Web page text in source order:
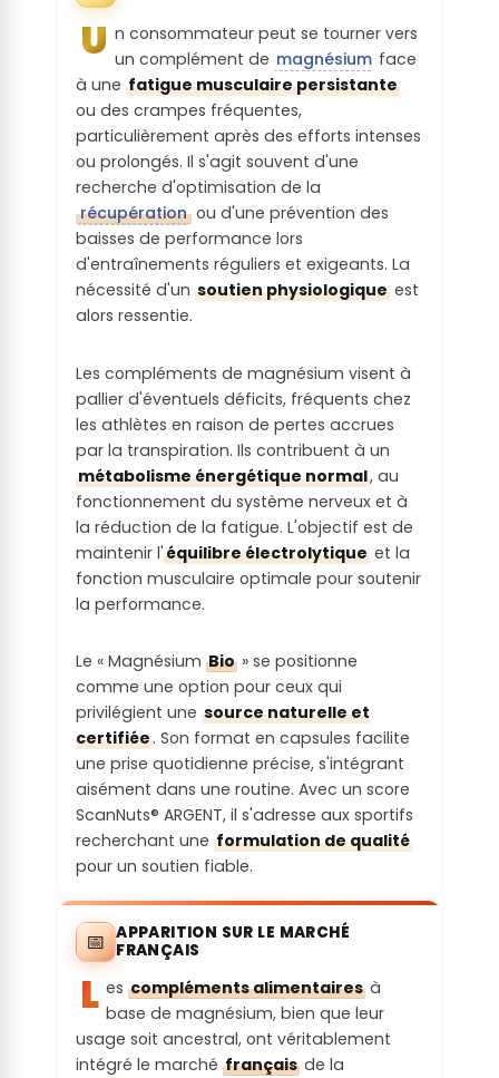
Le produit contient une ou plusieurs
substances inclassables quant à leur
toxicité
Troubles
neurologiqu
es :
Le produit ne contient pas de substance
probablement toxiques
Reprotoxicit
Le produit ne contient pas de substance
probablement toxiques
Perturbateu
r
endocrinien
:
Le produit ne contient pas de substances
Le produit ne contient aucun allergène
probable
Irritations :
Le produit contient une ou plusieurs
Troubles
digestifs :
Le produit ne contient aucune substance
potentiellement toxiques
Alertes
environnem
entales de
la Matière
Première :
On utilise des matières premières
végétales non associées à des alertes
environnementales (Ex : tournesol, colza)
et couvertes par une certification durable
ET/OU les matières premières animales
utilisées sont couvertes par une
Origine
Matière
Première :
On ne connait pas l'origine géographique
de la matière première (principale)
consommat
ion estimée
:
Le lieu de vente du produit fini est dans le
même pays de production
Portion de
l'emballage
:
Produit en large format / multi-utilisation
Recyclabilit
é des
emballages
risque en matière risque social / éthique
(ex : respect des droits humains)
Transparenc
e sur les
procédés de
transformati
on :
Les procédés de production et
transformation sont clairs car simples
Perception
sociétale :
Le produit ne contient aucune substance
controversée interdite dans le cahier des
charges des grands distributeurs (U,
Carrefour) et/ou décriée par une
association/ONG
réglementair
es :
Les susbtances ou matières premières
présentes ne font l'objet d'aucune
restriction
Communicat
ion
Les allégations marketing semblent en
U n consommateur peut se tourner vers
un complément de magnésium face
à unefatigue musculaire persistante
ou des crampes fréquentes,
particulièrement après des efforts intenses
ou prolongés. Il s'agit souvent d'une
recherche d'optimisation de la
récupération ou d'une prévention des
baisses de performance lors
d'entraînements réguliers et exigeants. La
nécessité d'unsoutien physiologique est
alors ressentie.
Les compléments de magnésium visent à
pallier d'éventuels déficits, fréquents chez
les athlètes en raison de pertes accrues
par la transpiration. Ils contribuent à un
métabolisme énergétique normal, au
fonctionnement du système nerveux et à
la réduction de la fatigue. L'objectif est de
maintenir l'équilibre électrolytique et la
fonction musculaire optimale pour soutenir
la performance.
Le « MagnésiumBio » se positionne
comme une option pour ceux qui
privilégient unesource naturelle et
certifiée. Son format en capsules facilite
une prise quotidienne précise, s'intégrant
aisément dans une routine. Avec un score
ScanNuts® ARGENT, il s'adresse aux sportifs
recherchant uneformulation de qualité
pour un soutien fiable.
📅 APPARITION SUR LE MARCHÉ
FRANÇAIS
L es compléments alimentairesà
base de magnésium, bien que leur
usage soit ancestral, ont véritablement
intégré le marchéfrançais de la